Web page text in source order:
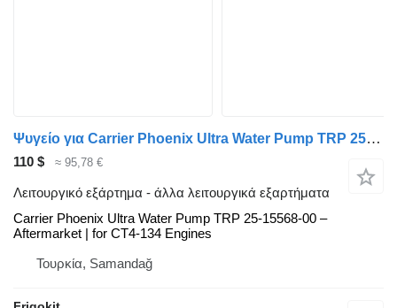
Ψυγείο για Carrier Phoenix Ultra Water Pump TRP 25-15568-00 – Aftermarket | for CT4-134 Engines Carrier Carrier
110 $ ≈ 95,78 €
Λειτουργικό εξάρτημα - άλλα λειτουργικά εξαρτήματα
Carrier Phoenix Ultra Water Pump TRP 25-15568-00 –
Aftermarket | for CT4-134 Engines
Τουρκία, Samandağ